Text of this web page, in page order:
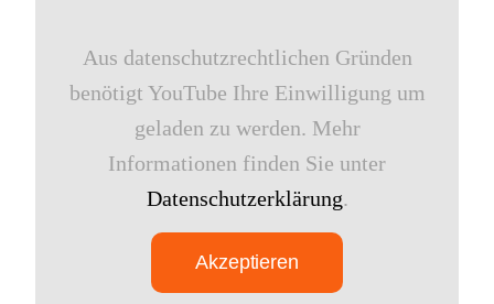
Aus datenschutzrechtlichen Gründen
benötigt YouTube Ihre Einwilligung um
geladen zu werden. Mehr
Informationen finden Sie unter
Datenschutzerklärung.
Akzeptieren